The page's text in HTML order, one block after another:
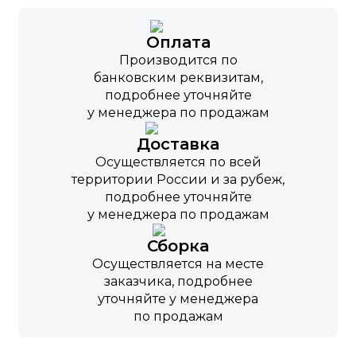
Оплата
Производится по
банковским реквизитам,
подробнее уточняйте
у менеджера по продажам
Доставка
Осуществляется по всей
территории России и за рубеж,
подробнее уточняйте
у менеджера по продажам
Сборка
Осуществляется на месте
заказчика, подробнее
уточняйте у менеджера
по продажам